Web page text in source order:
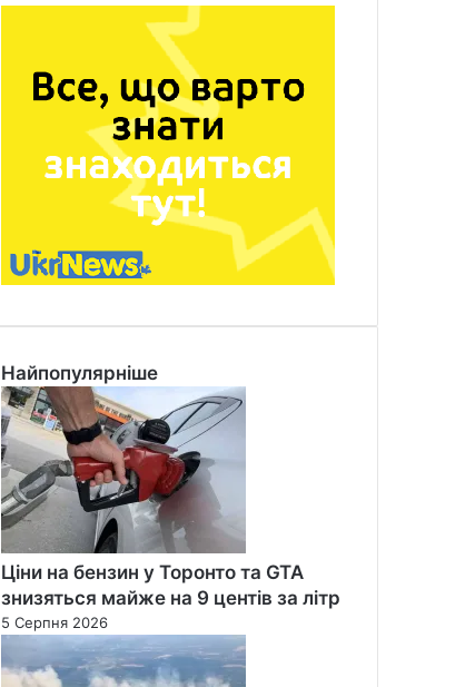
Найпопулярніше
Ціни на бензин у Торонто та GTA
знизяться майже на 9 центів за літр
5 Серпня 2026